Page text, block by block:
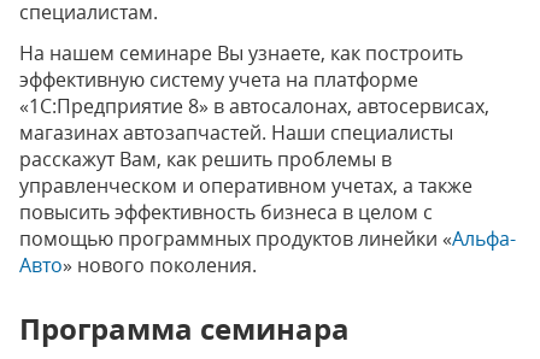
специалистам.
На нашем семинаре Вы узнаете, как построить
эффективную систему учета на платформе
«1С:Предприятие 8» в автосалонах, автосервисах,
магазинах автозапчастей. Наши специалисты
расскажут Вам, как решить проблемы в
управленческом и оперативном учетах, а также
повысить эффективность бизнеса в целом с
помощью программных продуктов линейки «Альфа-
Авто» нового поколения.
Программа семинара